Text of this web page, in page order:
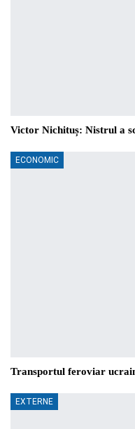
Victor Nichituș: Nistrul a
ECONOMIC
Transportul feroviar
EXTERNE